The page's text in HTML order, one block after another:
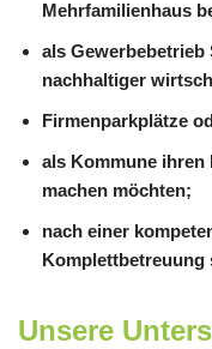
Mehrfamilienhaus
als
nachhaltiger
Firmenparkplätze
als Kommune
machen möchten;
nach einer
Komplettbetreuung
Unsere